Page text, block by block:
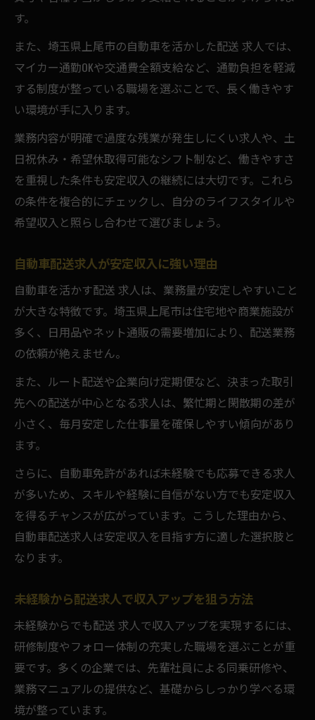
す。
また、埼玉県上尾市の自動車を活かした配送 求人では、
マイカー通勤OKや交通費全額支給など、通勤負担を軽減
する制度が整っている職場を選ぶことで、長く働きやす
い環境が手に入ります。
業務内容が明確で過度な残業が発生しにくい求人や、土
日祝休み・希望休取得可能なシフト制など、働きやすさ
を重視した条件も安定収入の継続には大切です。これら
の条件を複合的にチェックし、自分のライフスタイルや
希望収入と照らし合わせて選びましょう。
自動車配送求人が安定収入に強い理由
自動車を活かす配送 求人は、業務量が安定しやすいこと
が大きな特徴です。埼玉県上尾市は住宅地や商業施設が
多く、日用品やネット通販の需要増加により、配送業務
の依頼が絶えません。
また、ルート配送や企業向け定期便など、決まった取引
先への配送が中心となる求人は、繁忙期と閑散期の差が
小さく、毎月安定した仕事量を確保しやすい傾向があり
ます。
さらに、自動車免許があれば未経験でも応募できる求人
が多いため、スキルや経験に自信がない方でも安定収入
を得るチャンスが広がっています。こうした理由から、
自動車配送求人は安定収入を目指す方に適した選択肢と
なります。
未経験から配送求人で収入アップを狙う方法
未経験からでも配送 求人で収入アップを実現するには、
研修制度やフォロー体制の充実した職場を選ぶことが重
要です。多くの企業では、先輩社員による同乗研修や、
業務マニュアルの提供など、基礎からしっかり学べる環
境が整っています。